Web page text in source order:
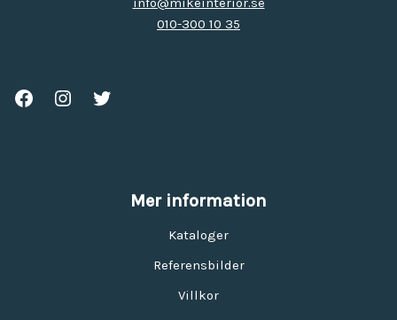
010-300 10 35
Mer information
Kataloger
Referensbilder
Villkor